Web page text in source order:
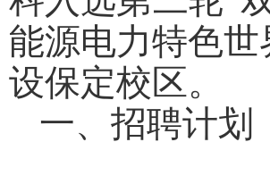
能源电力特色
设保定校区。
一、招聘计划